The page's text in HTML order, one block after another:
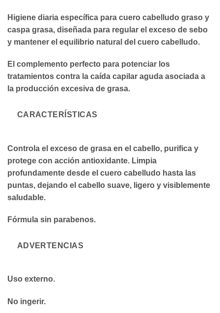
Higiene diaria específica para cuero cabelludo graso y
caspa grasa, diseñada para regular el exceso de sebo
y mantener el equilibrio natural del cuero cabelludo.
El complemento perfecto para potenciar los
tratamientos contra la caída capilar aguda asociada a
la producción excesiva de grasa.
CARACTERÍSTICAS
Controla el exceso de grasa en el cabello, purifica y
protege con acción antioxidante. Limpia
profundamente desde el cuero cabelludo hasta las
puntas, dejando el cabello suave, ligero y visiblemente
saludable.
Fórmula sin parabenos.
ADVERTENCIAS
Uso externo.
No ingerir.